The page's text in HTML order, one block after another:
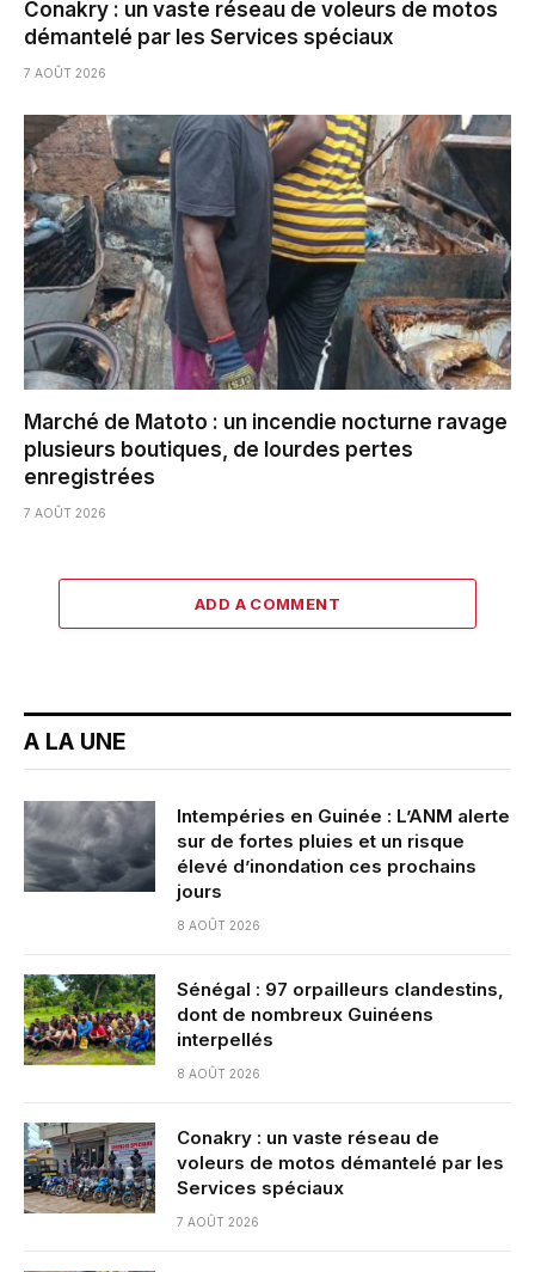
Conakry : un vaste réseau de voleurs de motos
démantelé par les Services spéciaux
7 AOÛT 2026
Marché de Matoto : un incendie nocturne ravage
plusieurs boutiques, de lourdes pertes
enregistrées
7 AOÛT 2026
ADD A COMMENT
A LA UNE
Intempéries en Guinée : L’ANM alerte
sur de fortes pluies et un risque
élevé d’inondation ces prochains
jours
8 AOÛT 2026
Sénégal : 97 orpailleurs clandestins,
dont de nombreux Guinéens
interpellés
8 AOÛT 2026
Conakry : un vaste réseau de
voleurs de motos démantelé par les
Services spéciaux
7 AOÛT 2026